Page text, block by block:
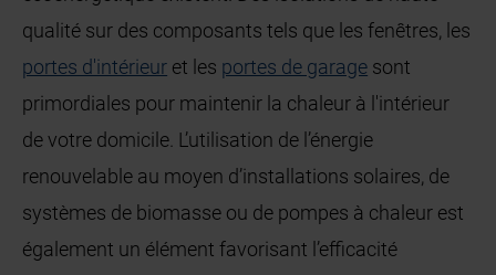
qualité sur des composants tels que les fenêtres, les
portes d'intérieur et les portes de garage sont
primordiales pour maintenir la chaleur à l'intérieur
de votre domicile. L’utilisation de l’énergie
renouvelable au moyen d’installations solaires, de
systèmes de biomasse ou de pompes à chaleur est
également un élément favorisant l’efficacité